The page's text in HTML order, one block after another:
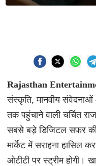
Rajasthan
संस्कृति, मानवीय संवेदनाओं
तक पहुंचाने वाली चर्चित
सबसे बड़े डिजिटल सफर
मार्केट में सराहना हासिल
ओटीटी पर स्ट्रीम होगी।